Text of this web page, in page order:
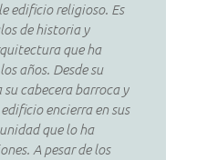
edificio religioso. Es
de historia y
que ha
años. Desde su
cabecera barroca y
encierra en sus
que lo ha
A pesar de los